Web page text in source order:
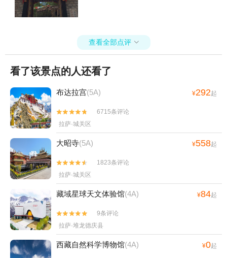
查看全部点评 
看了该景点的人还看了
布达拉宫(5A) ¥292起


6715条评论
拉萨·城关区
大昭寺(5A) ¥558起


1823条评论
拉萨·城关区
藏域星球天文体验馆(4A) ¥84起


9条评论
拉萨·堆龙德庆县
西藏自然科学博物馆(4A) ¥0起